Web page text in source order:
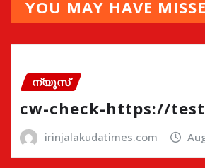
YOU MAY HAVE
ന്യൂസ്
cw-check-https://
irinjalakudatimes.com